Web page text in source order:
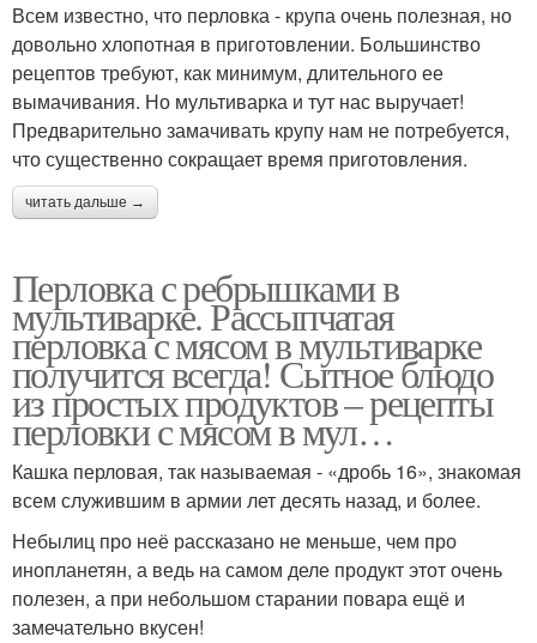
Всем известно, что перловка - крупа очень полезная, но
довольно хлопотная в приготовлении. Большинство
рецептов требуют, как минимум, длительного ее
вымачивания. Но мультиварка и тут нас выручает!
Предварительно замачивать крупу нам не потребуется,
что существенно сокращает время приготовления.
читать дальше →
Перловка с ребрышками в
мультиварке. Рассыпчатая
перловка с мясом в мультиварке
получится всегда! Сытное блюдо
из простых продуктов – рецепты
перловки с мясом в мул…
Кашка перловая, так называемая - «дробь 16», знакомая
всем служившим в армии лет десять назад, и более.
Небылиц про неё рассказано не меньше, чем про
инопланетян, а ведь на самом деле продукт этот очень
полезен, а при небольшом старании повара ещё и
замечательно вкусен!